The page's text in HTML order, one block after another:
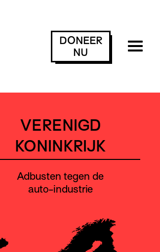
DONEER
NU
VERENIGD
KONINKRIJK
Adbusten tegen de
auto-industrie